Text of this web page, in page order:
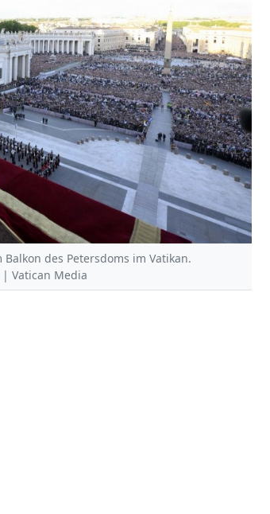
Balkon des Petersdoms im Vatikan.
| Vatican Media